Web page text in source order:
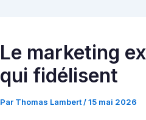
Le marketing
qui fidélisent
Par Thomas Lambert/15 mai 2026